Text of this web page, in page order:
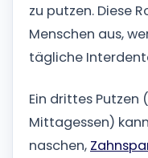
zu putzen. Diese
Menschen aus,
tägliche
Ein drittes
Mittagessen)
naschen,